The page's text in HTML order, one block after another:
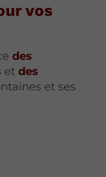
vos
des
et des
et ses